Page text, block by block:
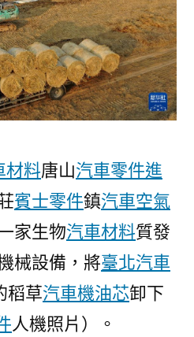
斯
德
臺
北
汽
車
國
展
門
戶
網
－
國
材料唐山汽車零件進
賓士零件鎮汽車空氣
家生物汽車材料質發
械設備，將臺北汽車
稻草汽車機油芯卸下
人機照片）。